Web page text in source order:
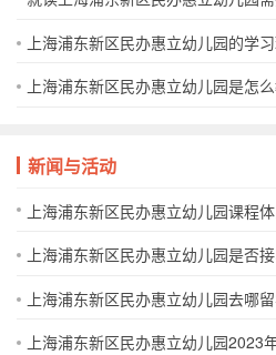
上海浦东新区民办惠立幼儿园的学
上海浦东新区民办惠立幼儿园是怎
新闻与活动
上海浦东新区民办惠立幼儿园课程
上海浦东新区民办惠立幼儿园是否
上海浦东新区民办惠立幼儿园去哪
上海浦东新区民办惠立幼儿园2023